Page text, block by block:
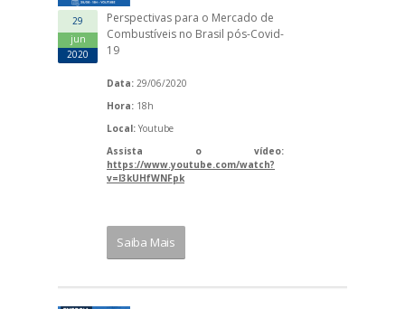
29
jun
2020
Perspectivas para o Mercado de
Combustíveis no Brasil pós-Covid-
19
Data: 29/06/2020
Hora: 18h
Local: Youtube
Assista o vídeo:
https://www.youtube.com/watch?
v=l3kUHfWNFpk
Saiba Mais